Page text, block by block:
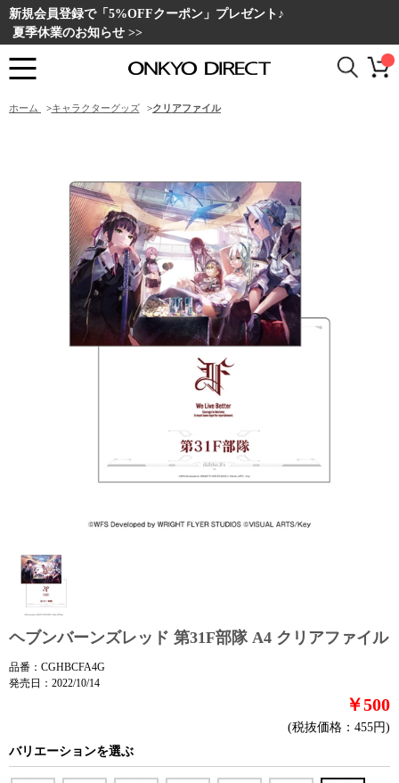
新規会員登録で「5%OFFクーポン」プレゼント♪
夏季休業のお知らせ >>
ホーム >キャラクターグッズ >クリアファイル
ヘブンバーンズレッド 第31F部隊 A4 クリアファイル
品番：CGHBCFA4G
発売日：2022/10/14
￥500
(税抜価格：455円)
バリエーションを選ぶ